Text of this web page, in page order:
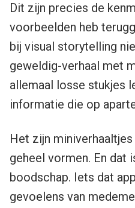
Dit zijn precies de
voorbeelden heb
bij visual storytelling
geweldig-verhaal met
allemaal losse stukjes
informatie die op
Het zijn
geheel vormen. En dat
boodschap. Iets dat
gevoelens van